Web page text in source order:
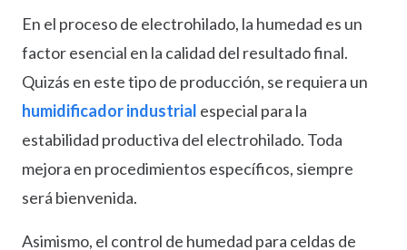
En el proceso de electrohilado, la humedad es un
factor esencial en la calidad del resultado final.
Quizás en este tipo de producción, se requiera un
humidificador industrial especial para la
estabilidad productiva del electrohilado. Toda
mejora en procedimientos específicos, siempre
será bienvenida.
Asimismo, el control de humedad para celdas de